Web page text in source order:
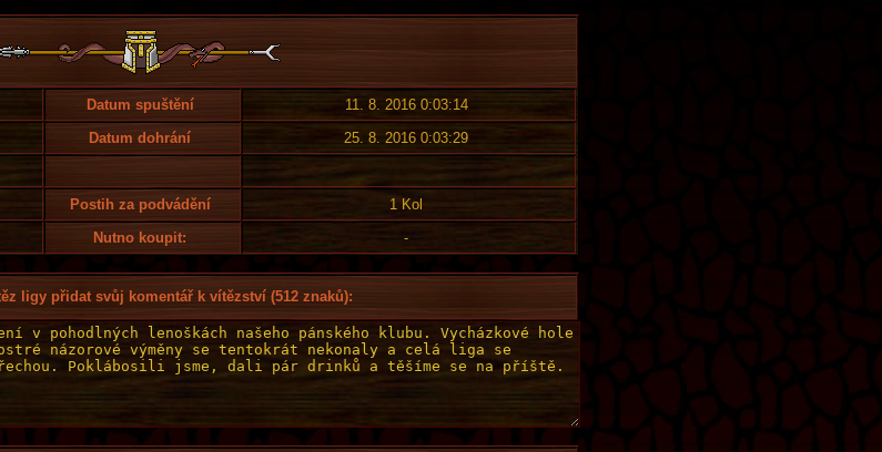
Datum spuštění
11. 8. 2016 0:03:14
Datum dohrání
25. 8. 2016 0:03:29
Postih za podvádění
1 Kol
Nutno koupit: -
ligy přidat svůj komentář k vítězství (512 znaků):